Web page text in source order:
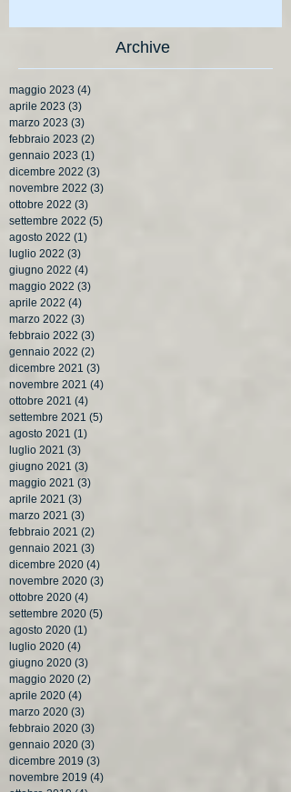
Archive
maggio 2023 (4)
aprile 2023 (3)
marzo 2023 (3)
febbraio 2023 (2)
gennaio 2023 (1)
dicembre 2022 (3)
novembre 2022 (3)
ottobre 2022 (3)
settembre 2022 (5)
agosto 2022 (1)
luglio 2022 (3)
giugno 2022 (4)
maggio 2022 (3)
aprile 2022 (4)
marzo 2022 (3)
febbraio 2022 (3)
gennaio 2022 (2)
dicembre 2021 (3)
novembre 2021 (4)
ottobre 2021 (4)
settembre 2021 (5)
agosto 2021 (1)
luglio 2021 (3)
giugno 2021 (3)
maggio 2021 (3)
aprile 2021 (3)
marzo 2021 (3)
febbraio 2021 (2)
gennaio 2021 (3)
dicembre 2020 (4)
novembre 2020 (3)
ottobre 2020 (4)
settembre 2020 (5)
agosto 2020 (1)
luglio 2020 (4)
giugno 2020 (3)
maggio 2020 (2)
aprile 2020 (4)
marzo 2020 (3)
febbraio 2020 (3)
gennaio 2020 (3)
dicembre 2019 (3)
novembre 2019 (4)